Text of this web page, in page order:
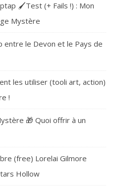
🖌️Test (+ Fails !) : Mon
Mystère
entre le Devon et le Pays de
les utiliser (tooli art, action)
!
🎁 Quoi offrir à un
(free) Lorelai Gilmore
Hollow